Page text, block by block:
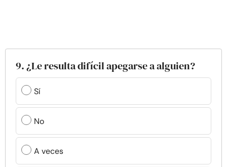
9. ¿Le resulta difícil apegarse a alguien?
Sí
No
A veces